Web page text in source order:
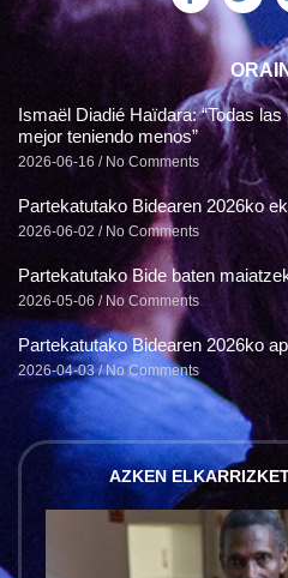
Ismaël Diadié Haïdara: “Todas
mejor teniendo menos”
2026-06-16 No Comments
Partekatutako Bidearen 2026ko
2026-06-02 No Comments
Partekatutako Bide baten
2026-05-06 No Comments
Partekatutako Bidearen 2026ko
2026-04-03 No Comments
AZKEN